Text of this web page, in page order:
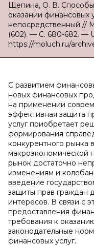
Щепина, О. В.
оказании финансовых
непосредственный //
(602). — С. 680-682. —
https://moluch.ru/
С развитием
новых финансовых
на применении
эффективная защита
услуг приобретает
формирования
конкурентного рынка
макроэкономической
рынок достаточно
изменениям и
введение
защиты прав граждан
интересов. В связи с
предоставления
требования к
законодательные
финансовых услуг.